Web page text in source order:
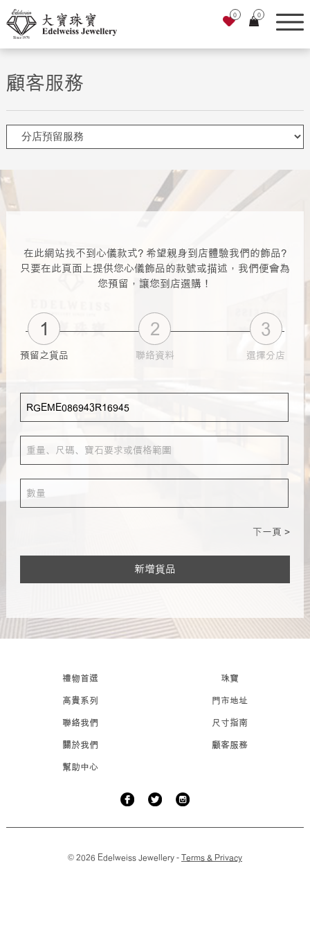
0 0
顧客服務
在此網站找不到心儀款式? 希望親身到店體驗我們的飾品?
只要在此頁面上提供您心儀飾品的款號或描述，我們便會為
您預留，讓您到店選購！
1
預留之貨品
2
聯絡資料
3
選擇分店
下一頁 >
新增貨品
禮物首選 珠寶
高貴系列 門市地址
聯絡我們 尺寸指南
關於我們 顧客服務
幫助中心
© 2026 Edelweiss Jewellery - Terms & Privacy